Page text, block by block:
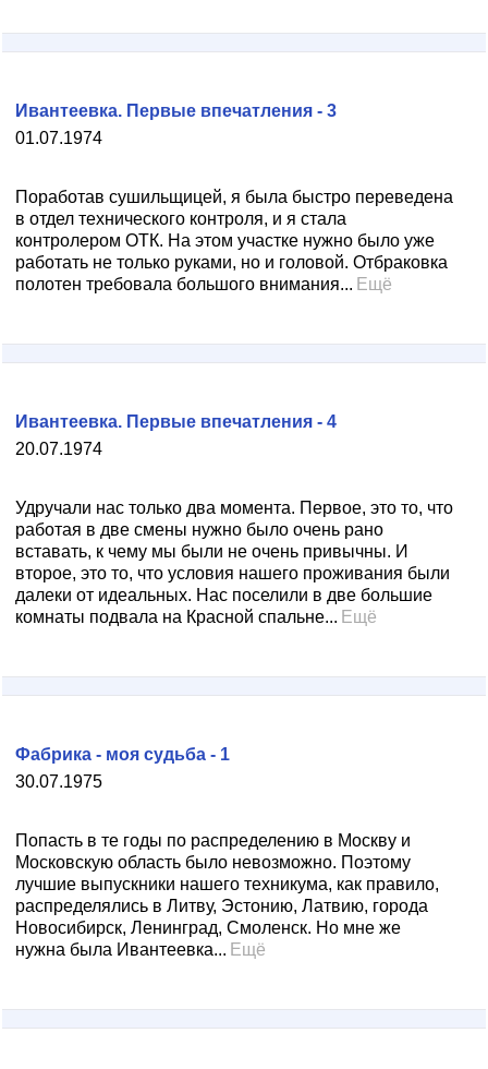
01.07.1974
Ивантеевка. Первые впечатления - 3
Поработав сушильщицей, я была быстро переведена
в отдел технического контроля, и я стала
контролером ОТК. На этом участке нужно было уже
работать не только руками, но и головой. Отбраковка
полотен требовала большого внимания... Ещё
20.07.1974
Ивантеевка. Первые впечатления - 4
Удручали нас только два момента. Первое, это то, что
работая в две смены нужно было очень рано
вставать, к чему мы были не очень привычны. И
второе, это то, что условия нашего проживания были
далеки от идеальных. Нас поселили в две большие
комнаты подвала на Красной спальне... Ещё
30.07.1975
Фабрика - моя судьба - 1
Попасть в те годы по распределению в Москву и
Московскую область было невозможно. Поэтому
лучшие выпускники нашего техникума, как правило,
распределялись в Литву, Эстонию, Латвию, города
Новосибирск, Ленинград, Смоленск. Но мне же
нужна была Ивантеевка... Ещё